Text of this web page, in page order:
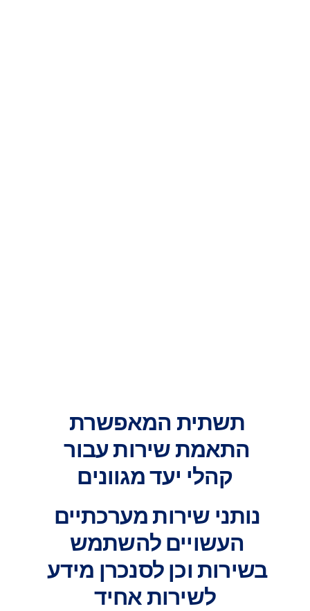
תשתית המאפשרת
התאמת שירות עבור
קהלי יעד מגוונים
נותני שירות מערכתיים
העשויים להשתמש
בשירות וכן לסנכרן מידע
לשירות אחיד